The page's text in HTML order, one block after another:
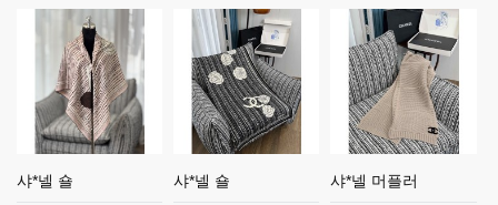
샤*넬 숄 샤*넬 숄 샤*넬 머플러